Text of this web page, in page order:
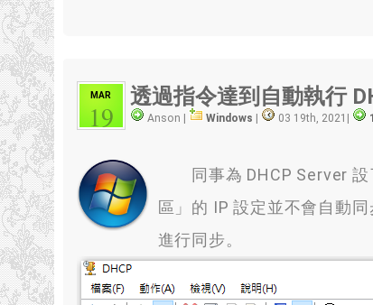
MAR
19
透過指令達到自動執行
Anson | Windows | 03 19th, 2021 |
同事為 DHCP Server 設
區」的 IP 設定並不會自動
進行同步。